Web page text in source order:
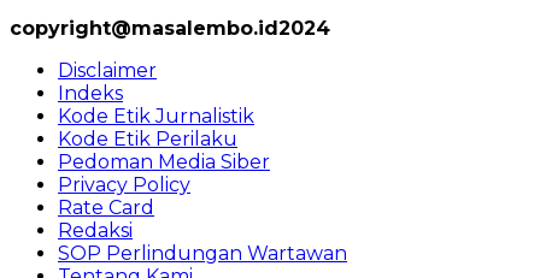
copyright@masalembo.id2024
Disclaimer
Indeks
Kode Etik Jurnalistik
Kode Etik Perilaku
Pedoman Media Siber
Privacy Policy
Rate Card
Redaksi
SOP Perlindungan Wartawan